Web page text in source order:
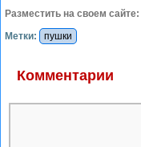
Разместить на своем сайте:
Метки:
пушки
Комментарии